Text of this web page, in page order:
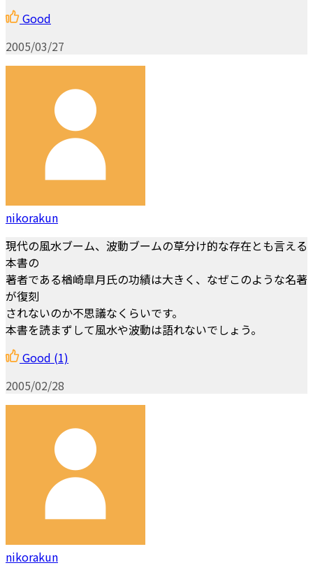
Good
2005/03/27
nikorakun
現代の風水ブーム、波動ブームの草分け的な存在とも言える
本書の
著者である楢崎皐月氏の功績は大きく、なぜこのような名著
が復刻
されないのか不思議なくらいです。
本書を読まずして風水や波動は語れないでしょう。
Good (1)
2005/02/28
nikorakun